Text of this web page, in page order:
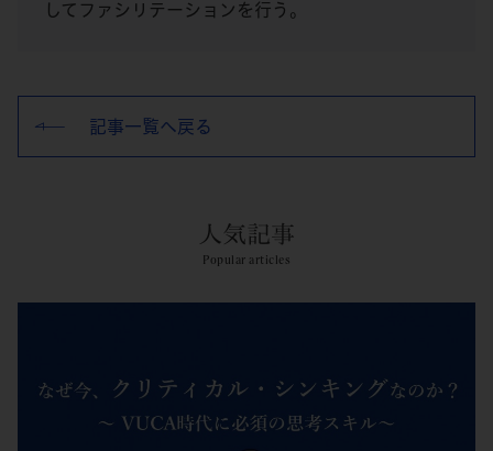
してファシリテーションを行う。
記事一覧へ戻る
人気記事
Popular articles